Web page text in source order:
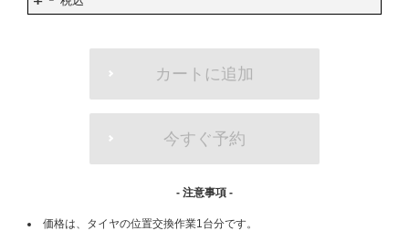
OPTIONS
カートに追加
今すぐ予約
- 注意事項 -
価格は、タイヤの位置交換作業1台分です。